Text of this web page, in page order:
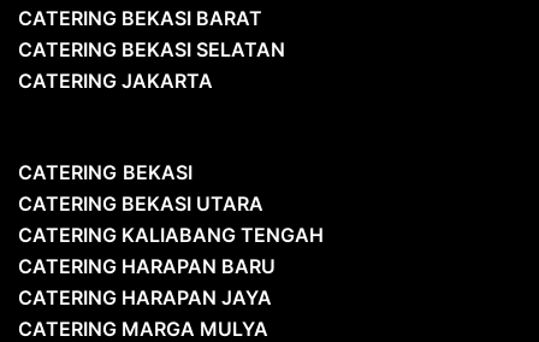
CATERING BEKASI BARAT
CATERING BEKASI SELATAN
CATERING JAKARTA
CATERING BEKASI
CATERING BEKASI UTARA
CATERING KALIABANG TENGAH
CATERING HARAPAN BARU
CATERING HARAPAN JAYA
CATERING MARGA MULYA